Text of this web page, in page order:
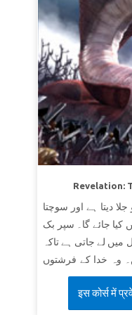
Revelation:
دیتا ہے اور سوچتا
کیا جائے گا۔ سپر بک
لے جاتی ہے تاکہ
وہ خدا کے فرشتوں
درمیان آخری جنگ
کہ خدا کی معاف
کی قوتوں کو
इस कोर्स में